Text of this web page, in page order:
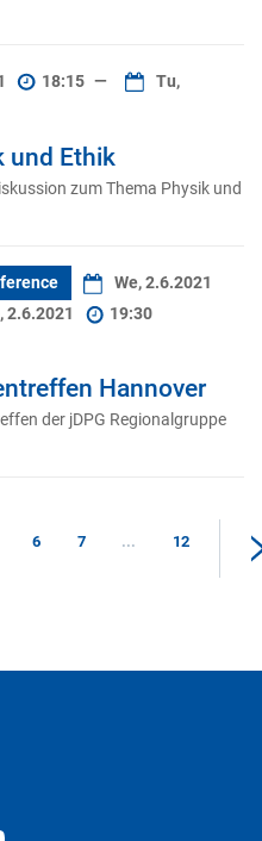
18:15 —
Tu,
und Ethik
zum Thema Physik und
We, 2.6.2021
2.6.2021 19:30
Hannover
der jDPG Regionalgruppe
6 7 ... 12